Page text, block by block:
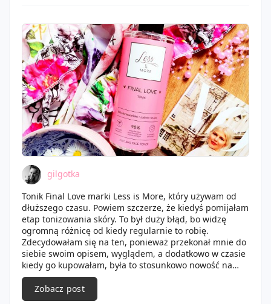
gilgotka
Tonik Final Love marki Less is More, który używam od
dłuższego czasu. Powiem szczerze, że kiedyś pomijałam
etap tonizowania skóry. To był duży błąd, bo widzę
ogromną różnicę od kiedy regularnie to robię.
Zdecydowałam się na ten, ponieważ przekonał mnie do
siebie swoim opisem, wyglądem, a dodatkowo w czasie
kiedy go kupowałam, była to stosunkowo nowość na
rynku. Tonik ma za zadanie przywrócić skórze naturalne
pH po oczyszczaniu skóry. Daje takie czyste podłoże do
dalszej pielęgnacji, ale producenci cały czas je
Zobacz post